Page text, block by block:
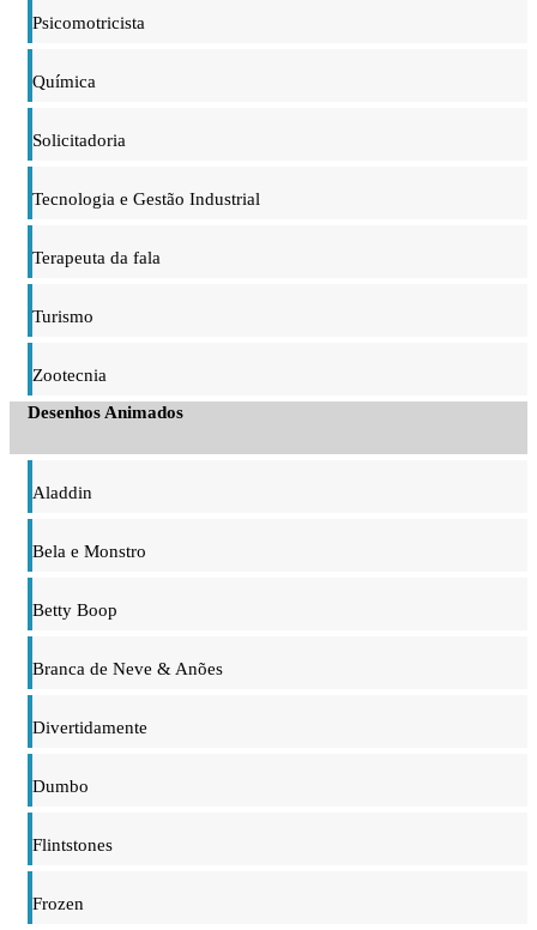
Psicomotricista
Química
Solicitadoria
Tecnologia e Gestão Industrial
Terapeuta da fala
Turismo
Zootecnia
Desenhos Animados
Aladdin
Bela e Monstro
Betty Boop
Branca de Neve & Anões
Divertidamente
Dumbo
Flintstones
Frozen